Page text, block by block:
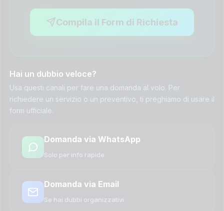
Compila il Form di Richiesta
Hai un dubbio veloce?
Usa questi canali per fare una domanda al volo. Per
richiedere un servizio o un preventivo, ti preghiamo di usare il
form ufficiale.
Domanda via WhatsApp
Solo per info rapide
Domanda via Email
Se hai dubbi organizzativi